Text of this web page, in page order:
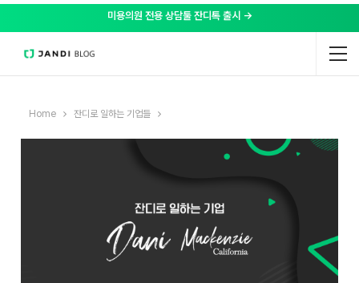
미용의원 전용 상담툴 잔디톡 출시 →
Home 잔디로 일하는 기업들